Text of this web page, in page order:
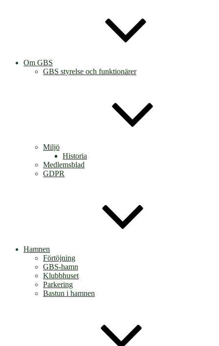
Om GBS
GBS styrelse och funktionärer
Miljö
Historia
Medlemsblad
GDPR
Hamnen
Förtöjning
GBS-hamn
Klubbhuset
Parkering
Bastun i hamnen